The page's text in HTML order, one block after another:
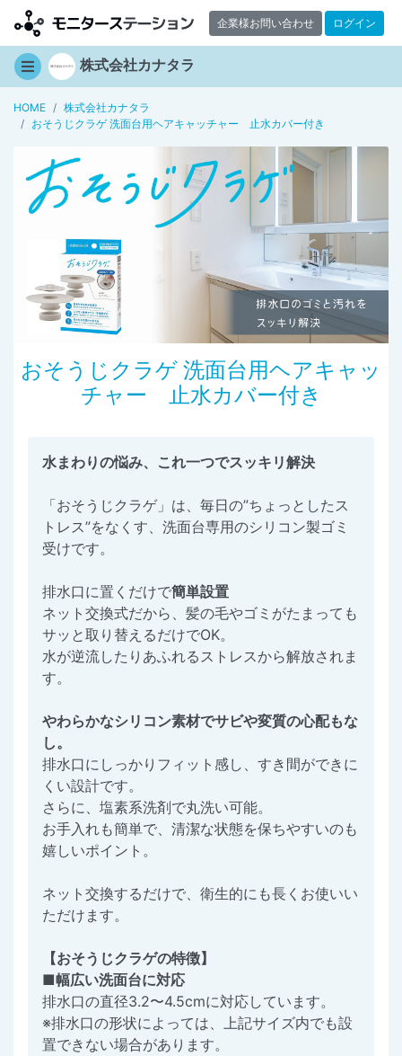
企業様お問い合わせ ログイン
株式会社カナタラ
HOME
株式会社カナタラ
おそうじクラゲ 洗面台用ヘアキャッチャー 止水カバー付き
おそうじクラゲ 洗面台用ヘアキャッ
チャー 止水カバー付き
水まわりの悩み、これ一つでスッキリ解決
「おそうじクラゲ」は、毎日の”ちょっとしたス
トレス”をなくす、洗面台専用のシリコン製ゴミ
受けです。
排水口に置くだけで簡単設置
ネット交換式だから、髪の毛やゴミがたまっても
サッと取り替えるだけでOK。
水が逆流したりあふれるストレスから解放されま
す。
やわらかなシリコン素材でサビや変質の心配もな
し。
排水口にしっかりフィット感し、すき間ができに
くい設計です。
さらに、塩素系洗剤で丸洗い可能。
お手入れも簡単で、清潔な状態を保ちやすいのも
嬉しいポイント。
ネット交換するだけで、衛生的にも長くお使いい
ただけます。
【おそうじクラゲの特徴】
■幅広い洗面台に対応
排水口の直径3.2〜4.5cmに対応しています。
※排水口の形状によっては、上記サイズ内でも設
置できない場合があります。